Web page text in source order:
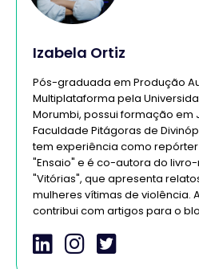
Izabela Ortiz
Pós-graduada em Produção
Multiplataforma pela
Morumbi, possui formação em
Faculdade Pitágoras de
tem experiência como
"Ensaio" e é co-autora do
"Vitórias", que apresenta
mulheres vítimas de violência.
contribui com artigos para o